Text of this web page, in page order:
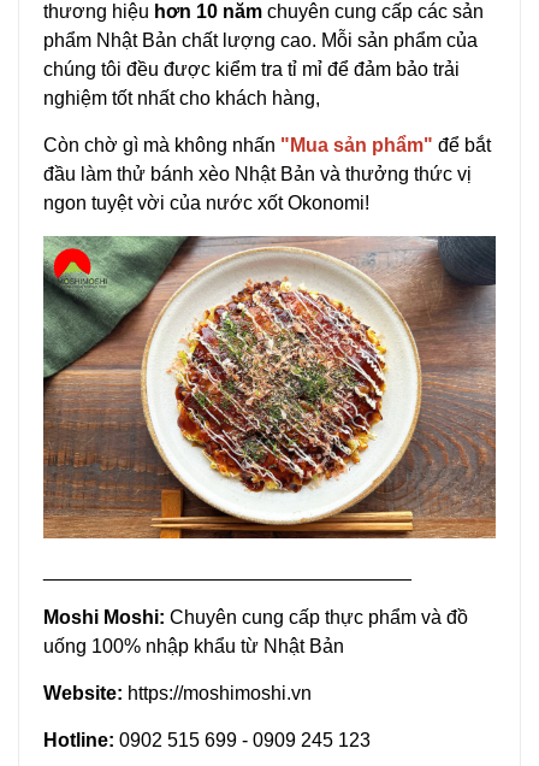
thương hiệu hơn 10 năm chuyên cung cấp các sản
phẩm Nhật Bản chất lượng cao. Mỗi sản phẩm của
chúng tôi đều được kiểm tra tỉ mỉ để đảm bảo trải
nghiệm tốt nhất cho khách hàng,
Còn chờ gì mà không nhấn "Mua sản phẩm" để bắt
đầu làm thử bánh xèo Nhật Bản và thưởng thức vị
ngon tuyệt vời của nước xốt Okonomi!
Moshi Moshi: Chuyên cung cấp thực phẩm và đồ
uống 100% nhập khẩu từ Nhật Bản
Website: https://moshimoshi.vn
Hotline: 0902 515 699 - 0909 245 123